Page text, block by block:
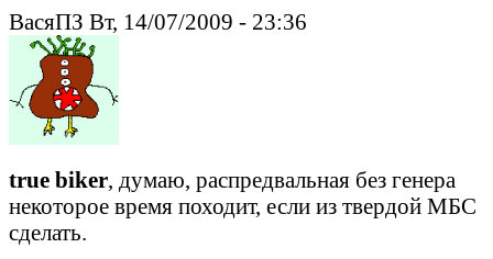
ВасяПЗ Вт, 14/07/2009 - 23:36
true biker, думаю, распредвальная без генера
некоторое время походит, если из твердой МБС
сделать.